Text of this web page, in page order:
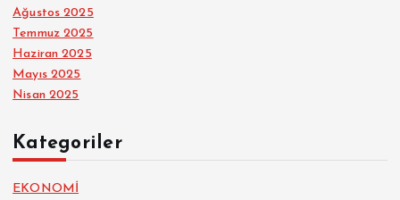
Ağustos 2025
Temmuz 2025
Haziran 2025
Mayıs 2025
Nisan 2025
Kategoriler
EKONOMİ